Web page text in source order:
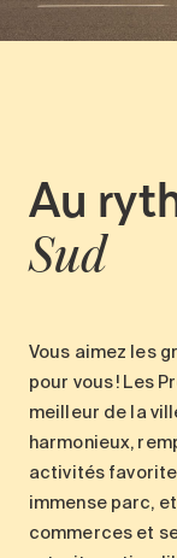
Au
Sud
Vous aimez les
pour vous ! Les
meilleur de la
harmonieux,
activités
immense parc,
commerces et